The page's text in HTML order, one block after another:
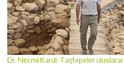
Dr. Necmi Karul: Taştepeler